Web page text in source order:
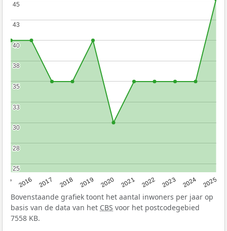
2016 2017 2018 2019 2020 2021 2022 2023 2024 2025
25
25
28
28
30
30
33
33
35
35
38
38
40
40
43
43
45
45
Bovenstaande grafiek toont het aantal inwoners per jaar op
basis van de data van het CBS voor het postcodegebied
7558 KB.